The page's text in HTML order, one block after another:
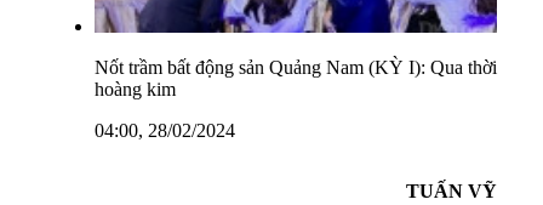
Nốt trầm bất động sản Quảng Nam (KỲ I): Qua thời
hoàng kim
04:00, 28/02/2024
TUẤN VỸ